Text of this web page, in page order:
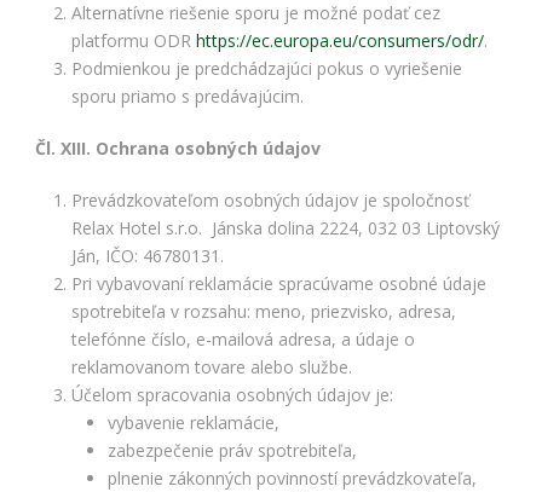
Alternatívne riešenie sporu je možné podať cez
platformu ODR https://ec.europa.eu/consumers/odr/.
Podmienkou je predchádzajúci pokus o vyriešenie
sporu priamo s predávajúcim.
Čl. XIII. Ochrana osobných údajov
Prevádzkovateľom osobných údajov je spoločnosť
Relax Hotel s.r.o. Jánska dolina 2224, 032 03 Liptovský
Ján, IČO: 46780131.
Pri vybavovaní reklamácie spracúvame osobné údaje
spotrebiteľa v rozsahu: meno, priezvisko, adresa,
telefónne číslo, e-mailová adresa, a údaje o
reklamovanom tovare alebo službe.
Účelom spracovania osobných údajov je:
vybavenie reklamácie,
zabezpečenie práv spotrebiteľa,
plnenie zákonných povinností prevádzkovateľa,